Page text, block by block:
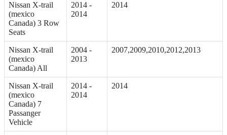
Nissan X-trail
(mexico
Canada) 3 Row
Seats
2014 -
2014
2014
Nissan X-trail
(mexico
Canada) All
2004 -
2013
2007,2009,2010,2012,2013
Nissan X-trail
(mexico
Canada) 7
Passanger
Vehicle
2014 -
2014
2014